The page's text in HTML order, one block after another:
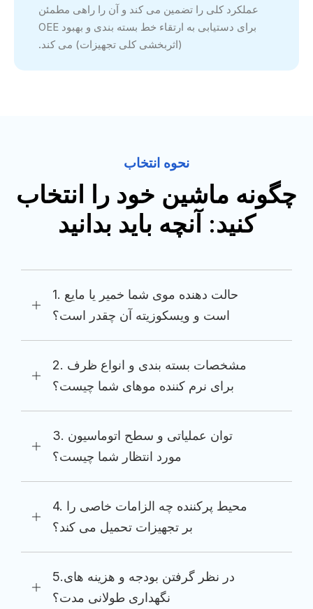
عملکرد کلی را تضمین می کند و آن را راهی مطمئن
برای دستیابی به ارتقاء خط بسته بندی و بهبود OEE
(اثربخشی کلی تجهیزات) می کند.
نحوه انتخاب
چگونه ماشین خود را انتخاب
کنید: آنچه باید بدانید
1. حالت دهنده موی شما خمیر یا مایع
است و ویسکوزیته آن چقدر است؟
2. مشخصات بسته بندی و انواع ظرف
برای نرم کننده موهای شما چیست؟
3. توان عملیاتی و سطح اتوماسیون
مورد انتظار شما چیست؟
4. محیط پرکننده چه الزامات خاصی را
بر تجهیزات تحمیل می کند؟
5.در نظر گرفتن بودجه و هزینه های
نگهداری طولانی مدت؟